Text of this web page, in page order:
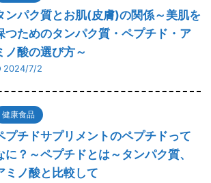
ンパク質とお肌(皮膚)の関係～美肌を
つためのタンパク質・ペプチド・ア
ノ酸の選び方～
2024/7/2
健康食品
プチドサプリメントのペプチドって
に？～ペプチドとは～タンパク質、
ミノ酸と比較して